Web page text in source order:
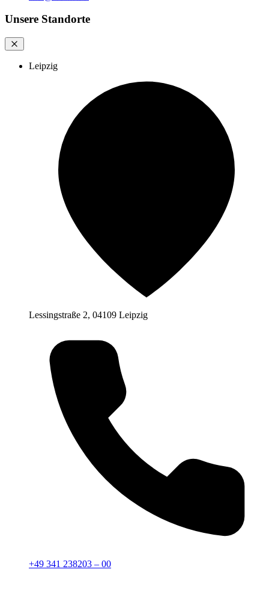
Unsere Standorte
Leipzig
Lessingstraße 2, 04109 Leipzig
+49 341 238203 – 00